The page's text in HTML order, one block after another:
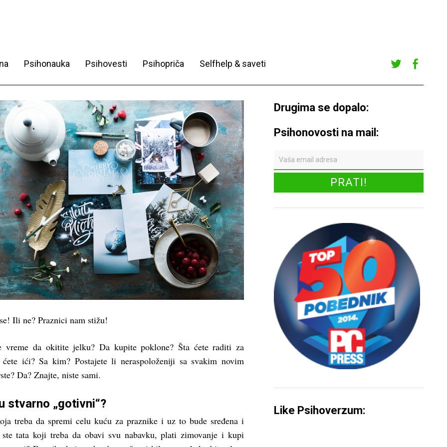
Psihonauka Psihovesti Psihopriča Selfhelp & saveti
r
ook
Ili ne? Praznici nam stižu!
vreme da okitite jelku? Da kupite poklone? Šta ćete raditi za
ćete ići? Sa kim? Postajete li neraspoloženiji sa svakim novim
Da? Znajte, niste sami.
stvarno „gotivni“?
treba da spremi celu kuću za praznike i uz to bude sređena i
ste tata koji treba da obavi svu nabavku, plati zimovanje i kupi
Drugima se dopalo:
Psihonovosti na mail:
Like Psihoverzum: